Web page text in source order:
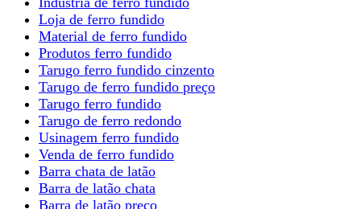
Loja de ferro fundido
Material de ferro fundido
Produtos ferro fundido
Tarugo ferro fundido cinzento
Tarugo de ferro fundido preço
Tarugo ferro fundido
Tarugo de ferro redondo
Usinagem ferro fundido
Venda de ferro fundido
Barra chata de latão
Barra de latão chata
Barra de latão preço